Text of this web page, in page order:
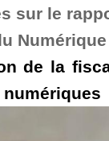
sur le
Numérique
de la